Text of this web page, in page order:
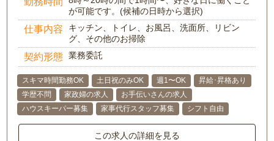
が可能です。(候補の日時から選択)
仕事内容
キッチン、トイレ、お風呂、洗面所、リビン
グ、その他のお掃除
契約形態 業務委託
スキマ時間勤務OK 土日祝のみOK 週1〜OK
昇給･昇格あり
学歴不問
家政婦の求人
お手伝いさんの求人
ハウスキーパー募集
家事代行スタッフ募集 シフト自由
この求人の詳細を見る